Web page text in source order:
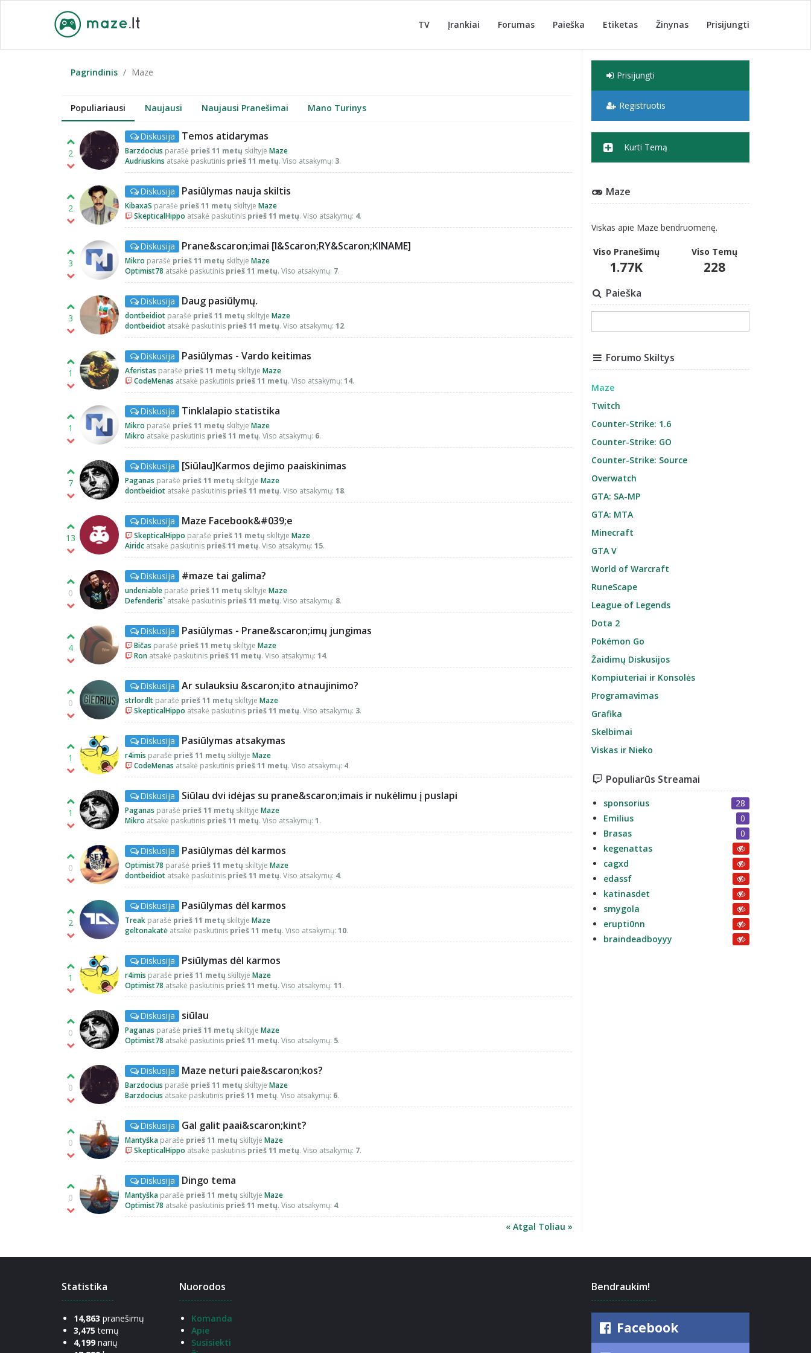
TV Įrankiai Forumas Paieška Etiketas Žinynas Prisijungti
Pagrindinis Maze
Populiariausi Naujausi Naujausi Pranešimai Mano Turinys
2
Diskusija Temos atidarymas
Barzdocius parašė prieš 11 metų skiltyje Maze
Audriuskins atsakė paskutinis prieš 11 metų. Viso atsakymų: 3.
2
Diskusija Pasiūlymas nauja skiltis
KibaxaS parašė prieš 11 metų skiltyje Maze
SkepticalHippo atsakė paskutinis prieš 11 metų. Viso atsakymų: 4.
3
Diskusija Prane&scaron;imai [I&Scaron;RY&Scaron;KINAME]
Mikro parašė prieš 11 metų skiltyje Maze
Optimist78 atsakė paskutinis prieš 11 metų. Viso atsakymų: 7.
3
Diskusija Daug pasiūlymų.
dontbeidiot parašė prieš 11 metų skiltyje Maze
dontbeidiot atsakė paskutinis prieš 11 metų. Viso atsakymų: 12.
1
Diskusija Pasiūlymas - Vardo keitimas
Aferistas parašė prieš 11 metų skiltyje Maze
CodeMenas atsakė paskutinis prieš 11 metų. Viso atsakymų: 14.
1
Diskusija Tinklalapio statistika
Mikro parašė prieš 11 metų skiltyje Maze
Mikro atsakė paskutinis prieš 11 metų. Viso atsakymų: 6.
7
Diskusija [Siūlau]Karmos dejimo paaiskinimas
Paganas parašė prieš 11 metų skiltyje Maze
dontbeidiot atsakė paskutinis prieš 11 metų. Viso atsakymų: 18.
13
Diskusija Maze Facebook&#039;e
SkepticalHippo parašė prieš 11 metų skiltyje Maze
Airidc atsakė paskutinis prieš 11 metų. Viso atsakymų: 15.
0
Diskusija #maze tai galima?
undeniable parašė prieš 11 metų skiltyje Maze
Defenderis` atsakė paskutinis prieš 11 metų. Viso atsakymų: 8.
4
Diskusija Pasiūlymas - Prane&scaron;imų jungimas
Bičas parašė prieš 11 metų skiltyje Maze
Ron atsakė paskutinis prieš 11 metų. Viso atsakymų: 14.
0
Diskusija Ar sulauksiu &scaron;ito atnaujinimo?
strlordlt parašė prieš 11 metų skiltyje Maze
SkepticalHippo atsakė paskutinis prieš 11 metų. Viso atsakymų: 3.
1
Diskusija Pasiūlymas atsakymas
r4imis parašė prieš 11 metų skiltyje Maze
CodeMenas atsakė paskutinis prieš 11 metų. Viso atsakymų: 4.
1
Diskusija Siūlau dvi idėjas su prane&scaron;imais ir nukėlimu į puslapi
Paganas parašė prieš 11 metų skiltyje Maze
Mikro atsakė paskutinis prieš 11 metų. Viso atsakymų: 1.
0
Diskusija Pasiūlymas dėl karmos
Optimist78 parašė prieš 11 metų skiltyje Maze
dontbeidiot atsakė paskutinis prieš 11 metų. Viso atsakymų: 4.
2
Diskusija Pasiūlymas dėl karmos
Treak parašė prieš 11 metų skiltyje Maze
geltonakatė atsakė paskutinis prieš 11 metų. Viso atsakymų: 10.
1
Diskusija Psiūlymas dėl karmos
r4imis parašė prieš 11 metų skiltyje Maze
Optimist78 atsakė paskutinis prieš 11 metų. Viso atsakymų: 11.
0
Diskusija siūlau
Paganas parašė prieš 11 metų skiltyje Maze
Optimist78 atsakė paskutinis prieš 11 metų. Viso atsakymų: 5.
0
Diskusija Maze neturi paie&scaron;kos?
Barzdocius parašė prieš 11 metų skiltyje Maze
Barzdocius atsakė paskutinis prieš 11 metų. Viso atsakymų: 6.
0
Diskusija Gal galit paai&scaron;kint?
Mantyška parašė prieš 11 metų skiltyje Maze
SkepticalHippo atsakė paskutinis prieš 11 metų. Viso atsakymų: 7.
0
Diskusija Dingo tema
Mantyška parašė prieš 11 metų skiltyje Maze
Optimist78 atsakė paskutinis prieš 11 metų. Viso atsakymų: 4.
« Atgal Toliau »
Prisijungti
Registruotis
Kurti Temą
Maze
Viskas apie Maze bendruomenę.
Viso Pranešimų Viso Temų
1.77K 228
Paieška
Forumo Skiltys
Maze
Twitch
Counter-Strike: 1.6
Counter-Strike: GO
Counter-Strike: Source
Overwatch
GTA: SA-MP
GTA: MTA
Minecraft
GTA V
World of Warcraft
RuneScape
League of Legends
Dota 2
Pokémon Go
Žaidimų Diskusijos
Kompiuteriai ir Konsolės
Programavimas
Grafika
Skelbimai
Viskas ir Nieko
Populiarūs Streamai
sponsorius
28
Emilius
0
Brasas
0
kegenattas
cagxd
edassf
katinasdet
smygola
erupti0nn
braindeadboyyy
Statistika
14,863 pranešimų
3,475 temų
4,199 narių
Nuorodos
Komanda
Apie
Susisiekti
Bendraukim!
Facebook